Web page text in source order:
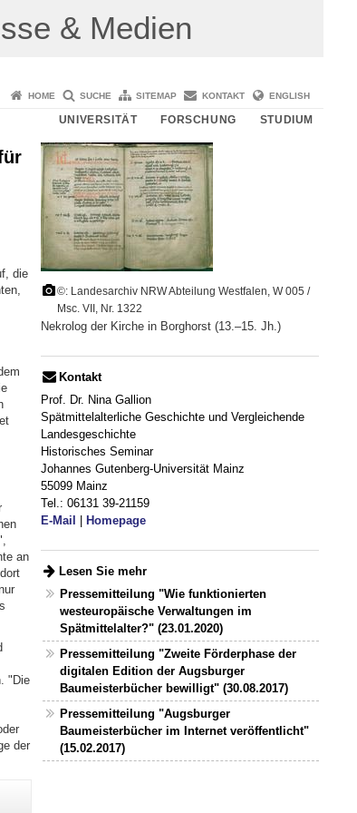
& Medien
HOME SUCHE SITEMAP KONTAKT ENGLISH
UNIVERSITÄT FORSCHUNG STUDIUM
die
an
"Die
der
©: Landesarchiv NRW Abteilung Westfalen, W 005 /
Msc. VII, Nr. 1322
Nekrolog der Kirche in Borghorst (13.–15. Jh.)
Kontakt
Prof. Dr. Nina Gallion
Spätmittelalterliche Geschichte und Vergleichende
Landesgeschichte
Historisches Seminar
Johannes Gutenberg-Universität Mainz
55099 Mainz
Tel.: 06131 39-21159
E-Mail
Homepage
Lesen Sie mehr
Pressemitteilung "Wie funktionierten
westeuropäische Verwaltungen im
Spätmittelalter?" (23.01.2020)
Pressemitteilung "Zweite Förderphase der
digitalen Edition der Augsburger
Baumeisterbücher bewilligt" (30.08.2017)
Pressemitteilung "Augsburger
Baumeisterbücher im Internet veröffentlicht"
(15.02.2017)